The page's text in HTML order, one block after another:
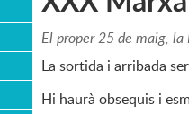
El proper 25 de maig, la
La sortida i arribada
Hi haurà obsequis i